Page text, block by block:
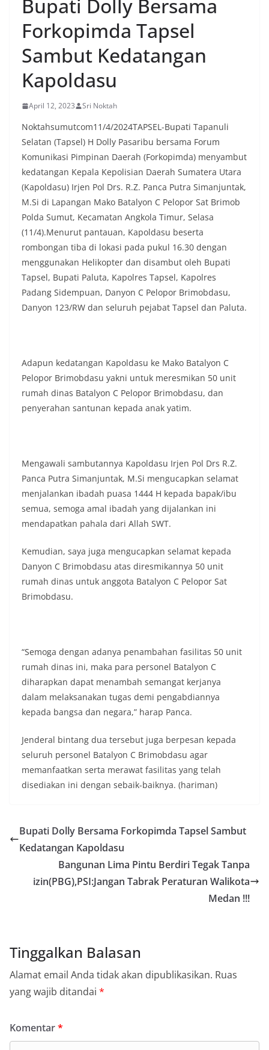
Bupati Dolly Bersama
Forkopimda Tapsel
Sambut Kedatangan
Kapoldasu
April 12, 2023 Sri Noktah
Noktahsumutcom11/4/2024TAPSEL-Bupati Tapanuli
Selatan (Tapsel) H Dolly Pasaribu bersama Forum
Komunikasi Pimpinan Daerah (Forkopimda) menyambut
kedatangan Kepala Kepolisian Daerah Sumatera Utara
(Kapoldasu) Irjen Pol Drs. R.Z. Panca Putra Simanjuntak,
M.Si di Lapangan Mako Batalyon C Pelopor Sat Brimob
Polda Sumut, Kecamatan Angkola Timur, Selasa
(11/4).Menurut pantauan, Kapoldasu beserta
rombongan tiba di lokasi pada pukul 16.30 dengan
menggunakan Helikopter dan disambut oleh Bupati
Tapsel, Bupati Paluta, Kapolres Tapsel, Kapolres
Padang Sidempuan, Danyon C Pelopor Brimobdasu,
Danyon 123/RW dan seluruh pejabat Tapsel dan Paluta.
Adapun kedatangan Kapoldasu ke Mako Batalyon C
Pelopor Brimobdasu yakni untuk meresmikan 50 unit
rumah dinas Batalyon C Pelopor Brimobdasu, dan
penyerahan santunan kepada anak yatim.
Mengawali sambutannya Kapoldasu Irjen Pol Drs R.Z.
Panca Putra Simanjuntak, M.Si mengucapkan selamat
menjalankan ibadah puasa 1444 H kepada bapak/ibu
semua, semoga amal ibadah yang dijalankan ini
mendapatkan pahala dari Allah SWT.
Kemudian, saya juga mengucapkan selamat kepada
Danyon C Brimobdasu atas diresmikannya 50 unit
rumah dinas untuk anggota Batalyon C Pelopor Sat
Brimobdasu.
“Semoga dengan adanya penambahan fasilitas 50 unit
rumah dinas ini, maka para personel Batalyon C
diharapkan dapat menambah semangat kerjanya
dalam melaksanakan tugas demi pengabdiannya
kepada bangsa dan negara,” harap Panca.
Jenderal bintang dua tersebut juga berpesan kepada
seluruh personel Batalyon C Brimobdasu agar
memanfaatkan serta merawat fasilitas yang telah
disediakan ini dengan sebaik-baiknya. (hariman)
Bupati Dolly Bersama Forkopimda Tapsel Sambut
Kedatangan Kapoldasu
Bangunan Lima Pintu Berdiri Tegak Tanpa
izin(PBG),PSI:Jangan Tabrak Peraturan Walikota
Medan !!!
Tinggalkan Balasan
Alamat email Anda tidak akan dipublikasikan. Ruas
yang wajib ditandai *
Komentar*